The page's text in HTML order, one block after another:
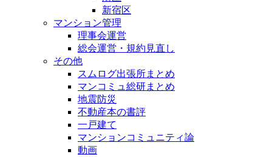
新宿区
マンション管理
理事会運営
総会運営・規約見直し
その他
スムログ出張所まとめ
マンコミュ総研まとめ
地震防災
不動産本の書評
一戸建て
マンションコミュニティ論
動画